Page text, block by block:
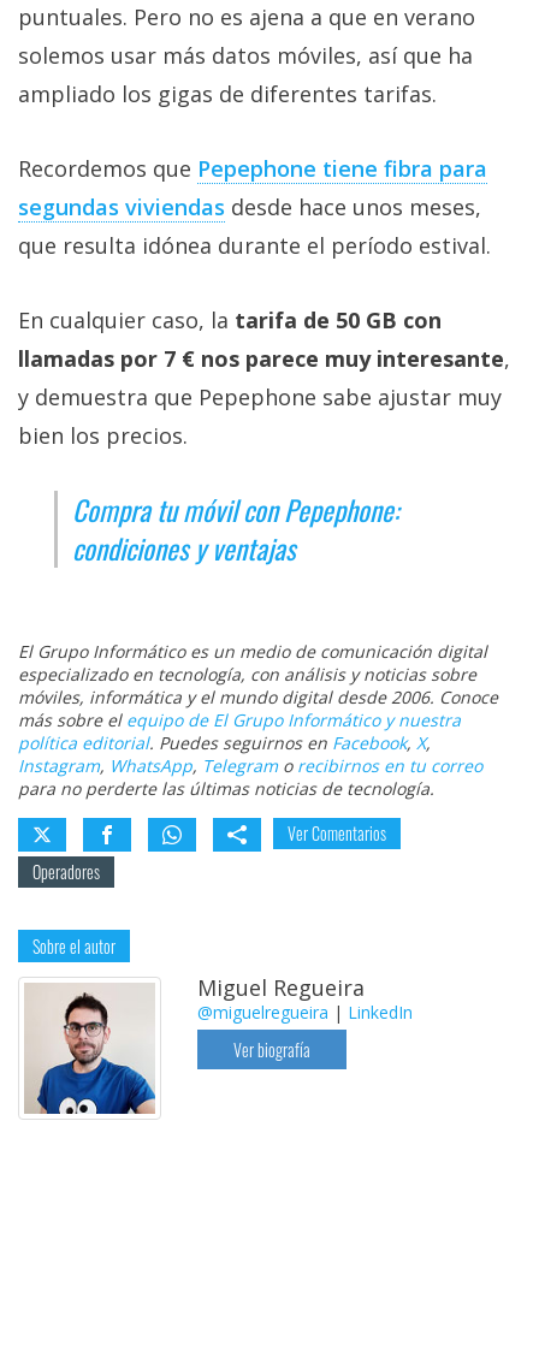
puntuales. Pero no es ajena a que en verano
solemos usar más datos móviles, así que ha
ampliado los gigas de diferentes tarifas.
Recordemos que Pepephone tiene fibra para
segundas viviendas‎ desde hace unos meses,
que resulta idónea durante el período estival.
En cualquier caso, la tarifa de 50 GB con
llamadas por 7 € nos parece muy interesante,
y demuestra que Pepephone sabe ajustar muy
bien los precios.
Compra tu móvil con Pepephone:
condiciones y ventajas
El Grupo Informático es un medio de comunicación digital
especializado en tecnología, con análisis y noticias sobre
móviles, informática y el mundo digital desde 2006. Conoce
más sobre el equipo de El Grupo Informático y nuestra
política editorial. Puedes seguirnos en Facebook, X,
Instagram, WhatsApp, Telegramo recibirnos en tu correo
para no perderte las últimas noticias de tecnología.
Ver Comentarios
Operadores
Sobre el autor
Miguel Regueira
@miguelregueira | LinkedIn
Ver biografía